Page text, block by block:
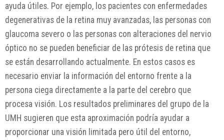
ayuda útiles. Por ejemplo, los pacientes con enfermedades
degenerativas de la retina muy avanzadas, las personas con
glaucoma severo o las personas con alteraciones del nervio
óptico no se pueden beneficiar de las prótesis de retina que
se están desarrollando actualmente. En estos casos es
necesario enviar la información del entorno frente a la
persona ciega directamente a la parte del cerebro que
procesa visión. Los resultados preliminares del grupo de la
UMH sugieren que esta aproximación podría ayudar a
proporcionar una visión limitada pero útil del entorno,